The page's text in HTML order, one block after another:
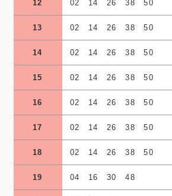
12 02 14 26 38 50
13 02 14 26 38 50
14 02 14 26 38 50
15 02 14 26 38 50
16 02 14 26 38 50
17 02 14 26 38 50
18 02 14 26 38 50
19 04 16 30 48